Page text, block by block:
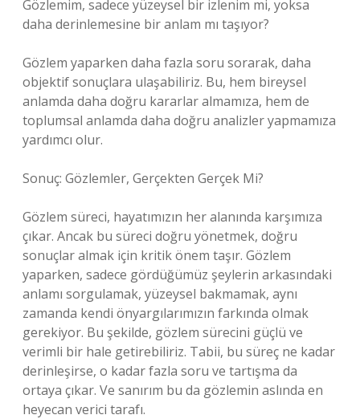
Gözlemim, sadece yüzeysel bir izlenim mi, yoksa
daha derinlemesine bir anlam mı taşıyor?
Gözlem yaparken daha fazla soru sorarak, daha
objektif sonuçlara ulaşabiliriz. Bu, hem bireysel
anlamda daha doğru kararlar almamıza, hem de
toplumsal anlamda daha doğru analizler yapmamıza
yardımcı olur.
Sonuç: Gözlemler, Gerçekten Gerçek Mi?
Gözlem süreci, hayatımızın her alanında karşımıza
çıkar. Ancak bu süreci doğru yönetmek, doğru
sonuçlar almak için kritik önem taşır. Gözlem
yaparken, sadece gördüğümüz şeylerin arkasındaki
anlamı sorgulamak, yüzeysel bakmamak, aynı
zamanda kendi önyargılarımızın farkında olmak
gerekiyor. Bu şekilde, gözlem sürecini güçlü ve
verimli bir hale getirebiliriz. Tabii, bu süreç ne kadar
derinleşirse, o kadar fazla soru ve tartışma da
ortaya çıkar. Ve sanırım bu da gözlemin aslında en
heyecan verici tarafı.